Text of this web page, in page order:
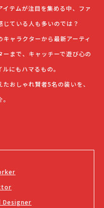
テムが注目を集める中、ファ
ている人も多いのでは？
ャラクターから最新アーティ
まで、キャッチーで遊び心の
にもハマるもの。
おしゃれ賢者5名の装いを、
Designer